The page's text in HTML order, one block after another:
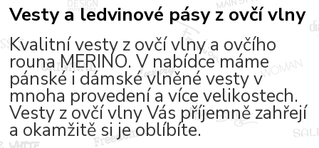
Vesty a ledvinové pásy z ovčí vlny
Kvalitní vesty z ovčí vlny a ovčího
rouna MERINO. V nabídce máme
pánské i dámské vlněné vesty v
mnoha provedení a více velikostech.
Vesty z ovčí vlny Vás příjemně zahřejí
a okamžitě si je oblíbíte.